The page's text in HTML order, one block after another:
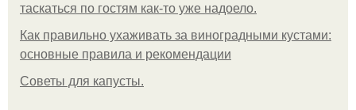
таскаться по гостям как-то уже надоело.
Как правильно ухаживать за виноградными кустами:
основные правила и рекомендации
Советы для капусты.